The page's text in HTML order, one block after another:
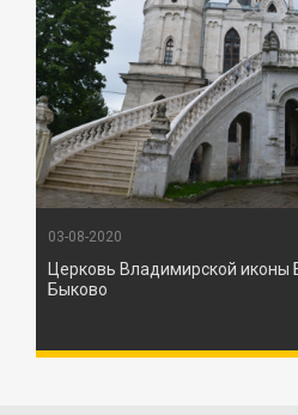
03-08-2020
Церковь Владимирской иконы
Быково